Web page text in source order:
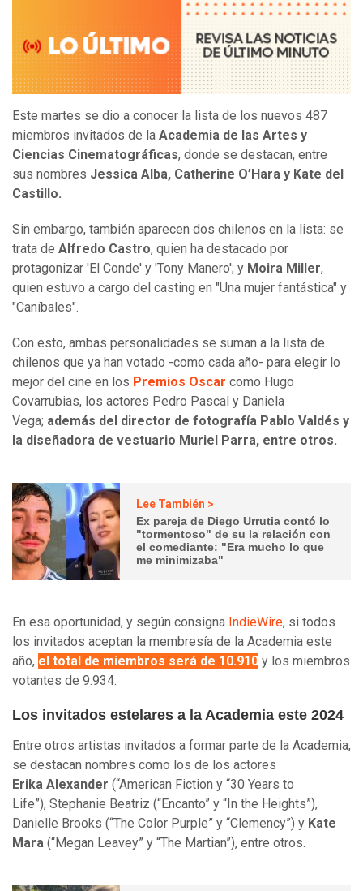
Este martes se dio a conocer la lista de los nuevos 487
miembros invitados de la Academia de las Artes y
Ciencias Cinematográficas, donde se destacan, entre
sus nombres Jessica Alba, Catherine O’Hara y Kate del
Castillo.
Sin embargo, también aparecen dos chilenos en la lista: se
trata de Alfredo Castro, quien ha destacado por
protagonizar 'El Conde' y 'Tony Manero'; y Moira Miller,
quien estuvo a cargo del casting en "Una mujer fantástica" y
"Caníbales".
Con esto, ambas personalidades se suman a la lista de
chilenos que ya han votado -como cada año- para elegir lo
mejor del cine en los Premios Oscar como Hugo
Covarrubias, los actores Pedro Pascal y Daniela
Vega; además del director de fotografía Pablo Valdés y
la diseñadora de vestuario Muriel Parra, entre otros.
Lee También >
Ex pareja de Diego Urrutia contó lo
"tormentoso" de su la relación con
el comediante: "Era mucho lo que
me minimizaba"
En esa oportunidad, y según consigna IndieWire, si todos
los invitados aceptan la membresía de la Academia este
año, el total de miembros será de 10.910 y los miembros
votantes de 9.934.
Los invitados estelares a la Academia este 2024
Entre otros artistas invitados a formar parte de la Academia,
se destacan nombres como los de los actores
Erika Alexander (“American Fiction y “30 Years to
Life”), Stephanie Beatriz (“Encanto” y “In the Heights”),
Danielle Brooks (“The Color Purple” y “Clemency”) y Kate
Mara (“Megan Leavey” y “The Martian”), entre otros.